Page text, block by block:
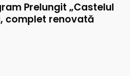
Prelungit „Castelul
complet renovată